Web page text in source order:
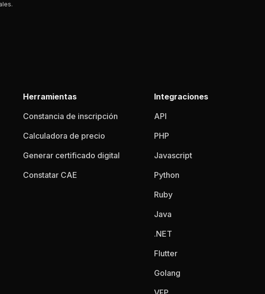
Herramientas
Constancia de inscripción
Calculadora de precio
Generar certificado digital
Constatar CAE
Integraciones
API
PHP
Javascript
Python
Ruby
Java
.NET
Flutter
Golang